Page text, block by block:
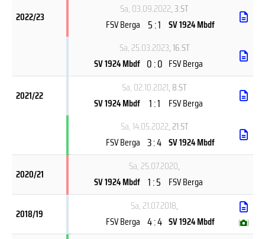
2022/23
Sa, 03.09.2022, 3.ST
FSV Berga 5 : 1 SV 1924 Mbdf
Sa, 25.03.2023, 16.ST
SV 1924 Mbdf 0 : 0 FSV Berga
2021/22
Sa, 02.10.2021, 8.ST
SV 1924 Mbdf
1 : 1
FSV Berga
Sa, 14.05.2022, 21.ST
FSV Berga 3 : 4 SV 1924 Mbdf
2020/21
Sa, 25.07.2020,
SV 1924 Mbdf 1 : 5 FSV Berga
2018/19
Sa, 21.07.2018,
FSV Berga 4 : 4 SV 1924 Mbdf ( )